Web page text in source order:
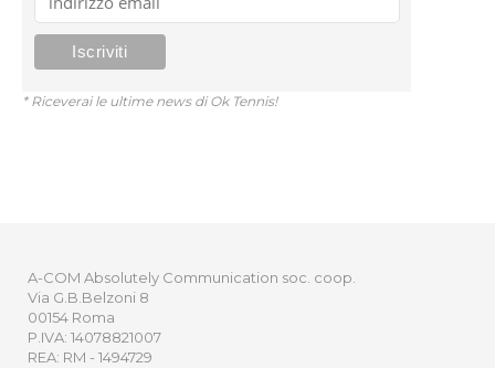
* Riceverai le ultime news di Ok Tennis!
A-COM Absolutely Communication soc. coop.
Via G.B.Belzoni 8
00154 Roma
P.IVA: 14078821007
REA: RM - 1494729